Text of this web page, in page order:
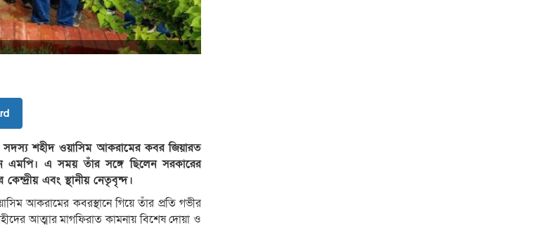
সদস্য শহীদ ওয়াসিম আকরামের কবর জিয়ারত
এমপি। এ সময় তাঁর সঙ্গে ছিলেন সরকারের
এবং স্থানীয় নেতৃবৃন্দ।
আকরামের কবরস্থানে গিয়ে তাঁর প্রতি গভীর
আত্মার মাগফিরাত কামনায় বিশেষ দোয়া ও